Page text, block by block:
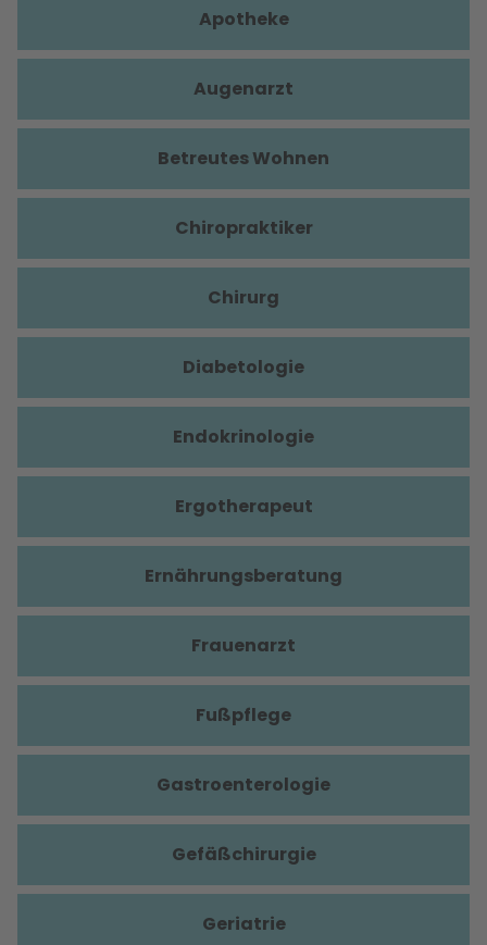
Apotheke
Augenarzt
Betreutes Wohnen
Chiropraktiker
Chirurg
Diabetologie
Endokrinologie
Ergotherapeut
Ernährungsberatung
Frauenarzt
Fußpflege
Gastroenterologie
Gefäßchirurgie
Geriatrie